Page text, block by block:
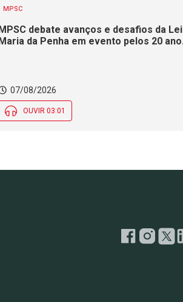
MPSC
debate avanços e desafios da Lei
da Penha em evento pelos 20
07/08/2026
OUVIR 03:01